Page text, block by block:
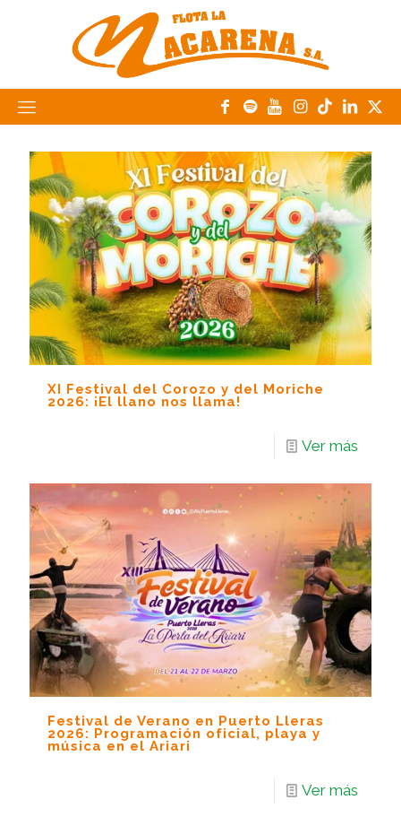
XI Festival del Corozo y del Moriche
2026: ¡El llano nos llama!
Ver más
Festival de Verano en Puerto Lleras
2026: Programación oficial, playa y
música en el Ariari
Ver más